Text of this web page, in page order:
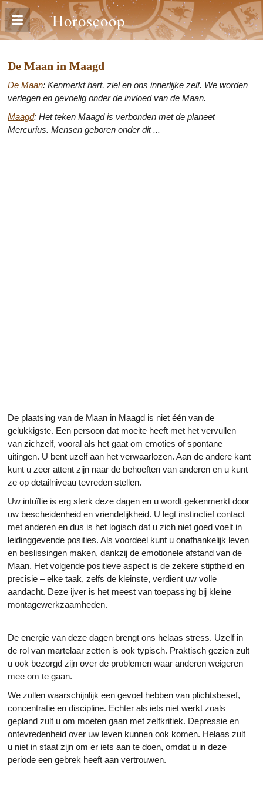
Horoscoop
De Maan in Maagd
De Maan: Kenmerkt hart, ziel en ons innerlijke zelf. We worden
verlegen en gevoelig onder de invloed van de Maan.
Maagd: Het teken Maagd is verbonden met de planeet
Mercurius. Mensen geboren onder dit ...
De plaatsing van de Maan in Maagd is niet één van de
gelukkigste. Een persoon dat moeite heeft met het vervullen
van zichzelf, vooral als het gaat om emoties of spontane
uitingen. U bent uzelf aan het verwaarlozen. Aan de andere kant
kunt u zeer attent zijn naar de behoeften van anderen en u kunt
ze op detailniveau tevreden stellen.
Uw intuïtie is erg sterk deze dagen en u wordt gekenmerkt door
uw bescheidenheid en vriendelijkheid. U legt instinctief contact
met anderen en dus is het logisch dat u zich niet goed voelt in
leidinggevende posities. Als voordeel kunt u onafhankelijk leven
en beslissingen maken, dankzij de emotionele afstand van de
Maan. Het volgende positieve aspect is de zekere stiptheid en
precisie – elke taak, zelfs de kleinste, verdient uw volle
aandacht. Deze ijver is het meest van toepassing bij kleine
montagewerkzaamheden.
De energie van deze dagen brengt ons helaas stress. Uzelf in
de rol van martelaar zetten is ook typisch. Praktisch gezien zult
u ook bezorgd zijn over de problemen waar anderen weigeren
mee om te gaan.
We zullen waarschijnlijk een gevoel hebben van plichtsbesef,
concentratie en discipline. Echter als iets niet werkt zoals
gepland zult u om moeten gaan met zelfkritiek. Depressie en
ontevredenheid over uw leven kunnen ook komen. Helaas zult
u niet in staat zijn om er iets aan te doen, omdat u in deze
periode een gebrek heeft aan vertrouwen.